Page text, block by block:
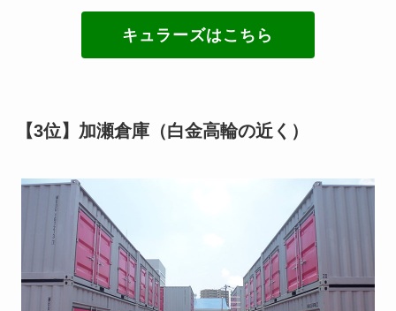
キュラーズはこちら
【3位】加瀬倉庫（白金高輪の近く）